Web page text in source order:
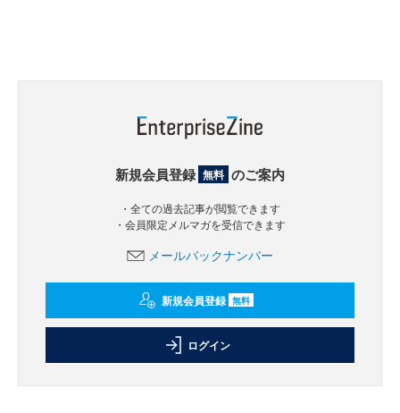
新規会員登録 無料 のご案内
・全ての過去記事が閲覧できます
・会員限定メルマガを受信できます
メールバックナンバー
新規会員登録 無料
ログイン